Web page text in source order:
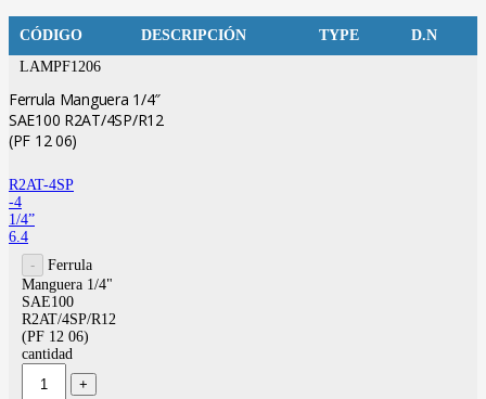
CÓDIGO DESCRIPCIÓN TYPE
D.N
LAMPF1206
Ferrula Manguera 1/4″
SAE100 R2AT/4SP/R12
(PF 12 06)
R2AT-4SP
-4
1/4”
6.4
Ferrula
Manguera 1/4"
SAE100
R2AT/4SP/R12
(PF 12 06)
cantidad